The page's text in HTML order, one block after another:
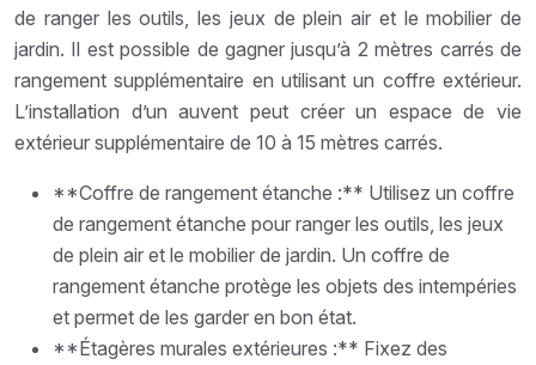
de ranger les outils, les jeux de plein air et le mobilier de
jardin. Il est possible de gagner jusqu’à 2 mètres carrés de
rangement supplémentaire en utilisant un coffre extérieur.
L’installation d’un auvent peut créer un espace de vie
extérieur supplémentaire de 10 à 15 mètres carrés.
**Coffre de rangement étanche :** Utilisez un coffre
de rangement étanche pour ranger les outils, les jeux
de plein air et le mobilier de jardin. Un coffre de
rangement étanche protège les objets des intempéries
et permet de les garder en bon état.
**Étagères murales extérieures :** Fixez des